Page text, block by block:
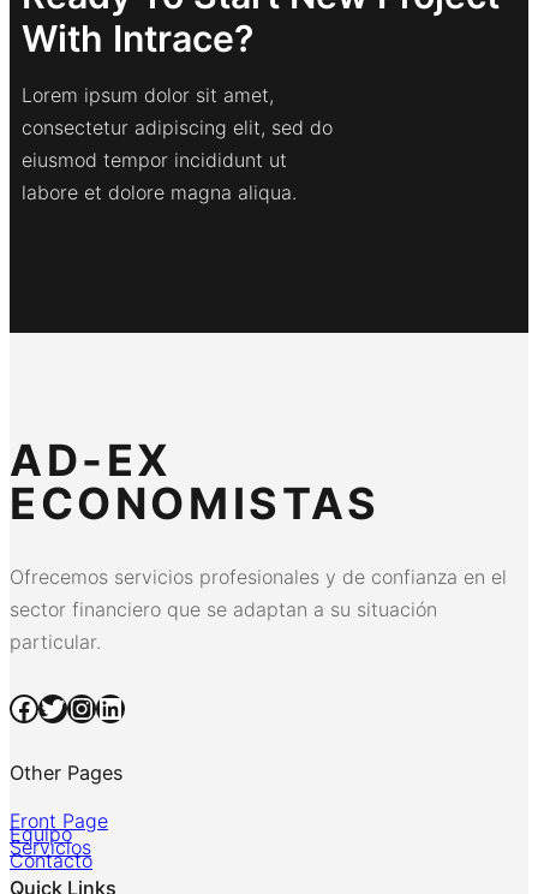
With Intrace?
Lorem ipsum dolor sit amet,
consectetur adipiscing elit, sed do
eiusmod tempor incididunt ut
labore et dolore magna aliqua.
AD-EX
ECONOMISTAS
Ofrecemos servicios profesionales y de confianza en el
sector financiero que se adaptan a su situación
particular.
Facebook Twitter InstagramLinkedIn
Other Pages
Front Page
Equipo
Servicios
Contacto
Quick Links